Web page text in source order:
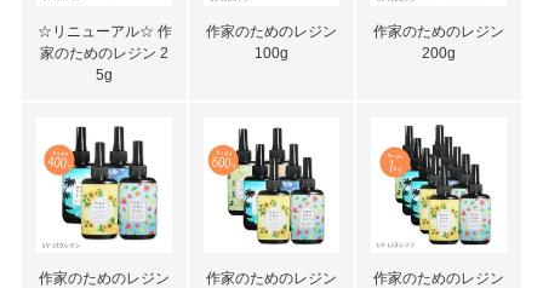
☆リニューアル☆ 作
家のためのレジン 2
5g
作家のためのレジン
100g
作家のためのレジン
200g
作家のためのレジン
作家のためのレジン
作家のためのレジン